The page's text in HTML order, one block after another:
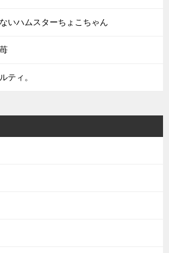
いハムスターちょこちゃん
ティ。